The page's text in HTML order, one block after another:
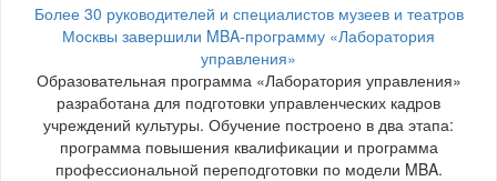
Более 30 руководителей и специалистов музеев и театров
Москвы завершили MBA-программу «Лаборатория
управления»
Образовательная программа «Лаборатория управления»
разработана для подготовки управленческих кадров
учреждений культуры. Обучение построено в два этапа:
программа повышения квалификации и программа
профессиональной переподготовки по модели MBA.